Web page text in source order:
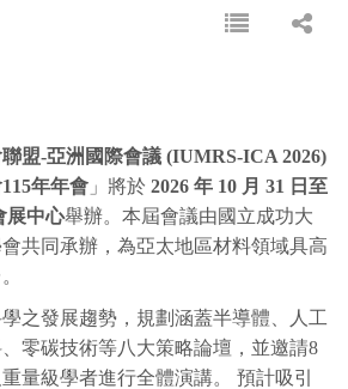
盟-亞洲國際會議 (IUMRS-ICA 2026)
115年年會 」將於 2026 年 10 月 31 日至
展中心舉辦。本屆會議由國立成功大
共同承辦，為亞太地區材料領域具高
之發展趨勢，規劃涵蓋半導體、人工
零碳技術等八大策略論壇，並邀請8
量級學者進行全體演講。 預計吸引